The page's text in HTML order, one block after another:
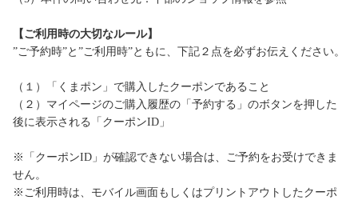
【ご利用時の大切なルール】
”ご予約時”と”ご利用時”ともに、下記２点を必ずお伝えください。
（１）「くまポン」で購入したクーポンであること
（２）マイページのご購入履歴の「予約する」のボタンを押した
後に表示される「クーポンID」
※「クーポンID」が確認できない場合は、ご予約をお受けできま
せん。
※ご利用時は、モバイル画面もしくはプリントアウトしたクーポ